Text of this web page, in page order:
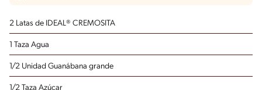
2 Latas de IDEAL® CREMOSITA
1 Taza Agua
1/2 Unidad Guanábana grande
1/2 Taza Azúcar